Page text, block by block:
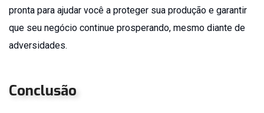
pronta para ajudar você a proteger sua produção e garantir
que seu negócio continue prosperando, mesmo diante de
adversidades.
Conclusão